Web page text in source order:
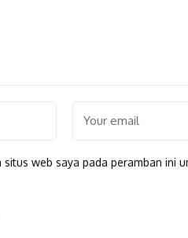
situs web saya pada peramban ini